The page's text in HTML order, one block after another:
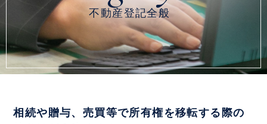
不動産登記全般
相続や贈与、売買等で所有権を移転する際の